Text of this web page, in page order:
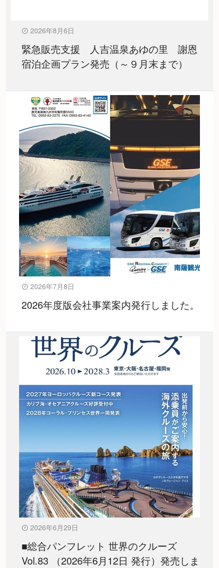
2026年8月6日
緊急販売支援 人吉温泉あゆの里 謝恩
宿泊企画プラン発売（～９月末まで）
2026年7月8日
2026年度版会社事業案内発行しました。
2026年6月29日
■総合パンフレット 世界のクルーズ
Vol.83 （2026年6月12日 発行）発売しま